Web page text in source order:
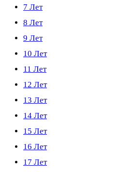
7 Лет
8 Лет
9 Лет
10 Лет
11 Лет
12 Лет
13 Лет
14 Лет
15 Лет
16 Лет
17 Лет